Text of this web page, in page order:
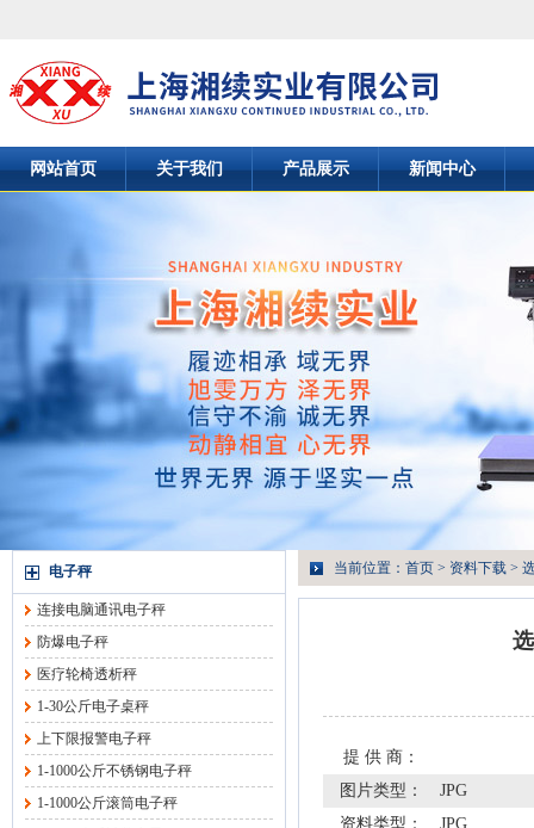
网站首页 关于我们 产品展示 新闻中心
电子秤
连接电脑通讯电子秤
防爆电子秤
医疗轮椅透析秤
1-30公斤电子桌秤
上下限报警电子秤
1-1000公斤不锈钢电子秤
1-1000公斤滚筒电子秤
当前位置： 首页 > 资料下载 >
提 供 商：
图片类型：
JPG
资料类型：
JPG